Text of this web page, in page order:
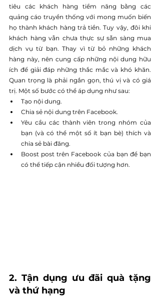
tiêu các khách hàng tiềm năng bằng các
quảng cáo truyền thống với mong muốn biến
họ thành khách hàng trả tiền. Tuy vậy, đôi khi
khách hàng vẫn chưa thực sự sẵn sàng mua
dịch vụ từ bạn. Thay vì từ bỏ những khách
hàng này, nên cung cấp những nội dung hữu
ích để giải đáp những thắc mắc và khó khăn.
Quan trọng là phải ngắn gọn, thú vị và có giá
trị. Một số bước có thể áp dụng như sau:
Tạo nội dung.
Chia sẻ nội dung trên Facebook.
Yêu cầu các thành viên trong nhóm của
bạn (và có thể một số ít bạn bè) thích và
chia sẻ bài đăng.
Boost post trên Facebook của bạn để bạn
có thể tiếp cận nhiều đối tượng hơn.
2. Tận dụng ưu đãi quà tặng
và thứ hạng